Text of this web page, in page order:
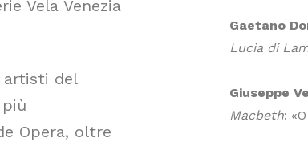
Vela Venezia
artisti del
Opera, oltre
Gaetano
Lucia di
Giuseppe
Macbeth: